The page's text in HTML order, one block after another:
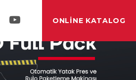
ONLINE KATALOG